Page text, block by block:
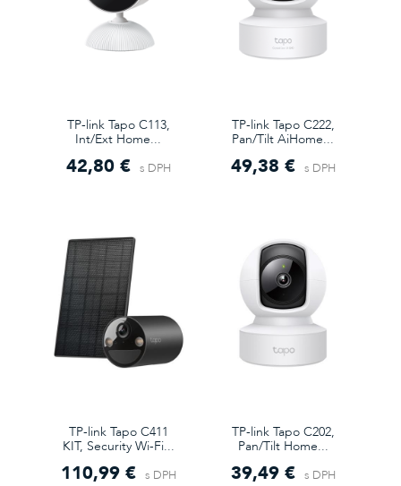
TP-link Tapo C113,
Int/Ext Home...
42,80 € s DPH
TP-link Tapo C222,
Pan/Tilt AiHome...
49,38 € s DPH
TP-link Tapo C411
KIT, Security Wi-Fi...
110,99 € s DPH
TP-link Tapo C202,
Pan/Tilt Home...
39,49 € s DPH